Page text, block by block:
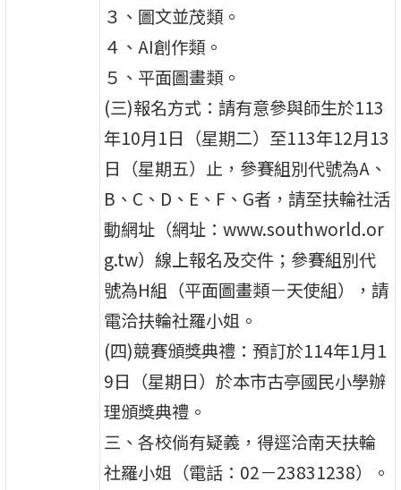
３、圖文並茂類。
４、AI創作類。
５、平面圖畫類。
(三)報名方式：請有意參與師生於113
年10月1日（星期二）至113年12月13
日（星期五）止，參賽組別代號為A、
B、C、D、E、F、G者，請至扶輪社活
動網址（網址：www.southworld.or
g.tw）線上報名及交件；參賽組別代
號為H組（平面圖畫類－天使組），請
電洽扶輪社羅小姐。
(四)競賽頒獎典禮：預訂於114年1月1
9日（星期日）於本市古亭國民小學辦
理頒獎典禮。
三、各校倘有疑義，得逕洽南天扶輪
社羅小姐（電話：02－23831238）。